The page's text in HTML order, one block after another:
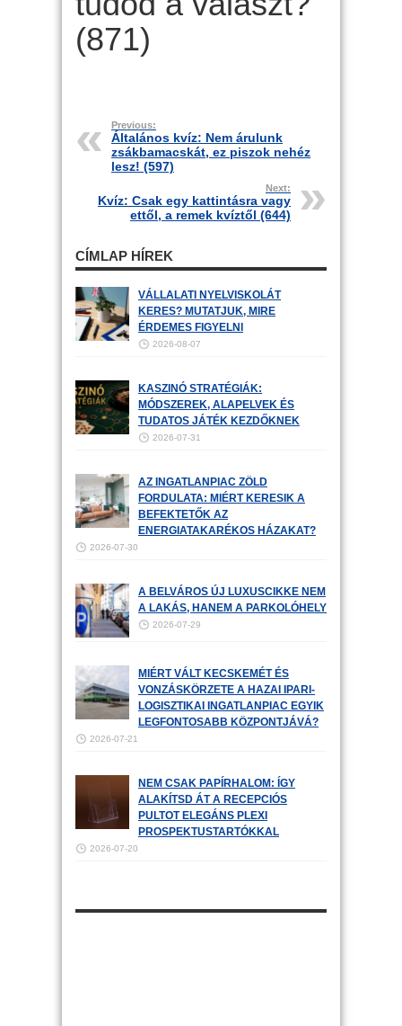
(871)
Previous:
Általános kvíz: Nem árulunk
zsákbamacskát, ez piszok nehéz
lesz! (597)
Next:
Kvíz: Csak egy kattintásra vagy
ettől, a remek kvíztől (644)
CÍMLAP HÍREK
VÁLLALATI NYELVISKOLÁT
KERES? MUTATJUK, MIRE
ÉRDEMES FIGYELNI
2026-08-07
KASZINÓ STRATÉGIÁK:
MÓDSZEREK, ALAPELVEK ÉS
TUDATOS JÁTÉK KEZDŐKNEK
2026-07-31
AZ INGATLANPIAC ZÖLD
FORDULATA: MIÉRT KERESIK A
BEFEKTETŐK AZ
ENERGIATAKARÉKOS HÁZAKAT?
2026-07-30
A BELVÁROS ÚJ LUXUSCIKKE NEM
A LAKÁS, HANEM A PARKOLÓHELY
2026-07-29
MIÉRT VÁLT KECSKEMÉT ÉS
VONZÁSKÖRZETE A HAZAI IPARI-
LOGISZTIKAI INGATLANPIAC EGYIK
LEGFONTOSABB KÖZPONTJÁVÁ?
2026-07-21
NEM CSAK PAPÍRHALOM: ÍGY
ALAKÍTSD ÁT A RECEPCIÓS
PULTOT ELEGÁNS PLEXI
PROSPEKTUSTARTÓKKAL
2026-07-20